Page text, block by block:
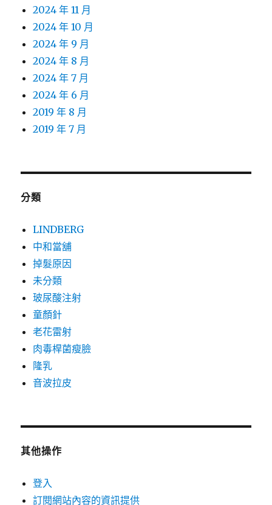
2024 年 11 月
2024 年 10 月
2024 年 9 月
2024 年 8 月
2024 年 7 月
2024 年 6 月
2019 年 8 月
2019 年 7 月
分類
LINDBERG
中和當舖
掉髮原因
未分類
玻尿酸注射
童顏針
老花雷射
肉毒桿菌瘦臉
隆乳
音波拉皮
其他操作
登入
訂閱網站內容的資訊提供